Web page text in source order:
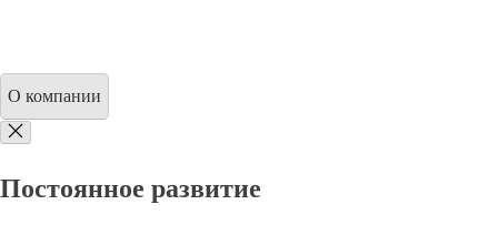
О компании
Постоянное развитие